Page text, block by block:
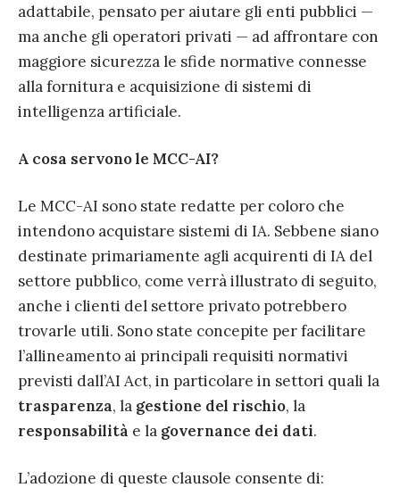
adattabile, pensato per aiutare gli enti pubblici —
ma anche gli operatori privati — ad affrontare con
maggiore sicurezza le sfide normative connesse
alla fornitura e acquisizione di sistemi di
intelligenza artificiale.
A cosa servono le MCC-AI?
Le MCC-AI sono state redatte per coloro che
intendono acquistare sistemi di IA. Sebbene siano
destinate primariamente agli acquirenti di IA del
settore pubblico, come verrà illustrato di seguito,
anche i clienti del settore privato potrebbero
trovarle utili. Sono state concepite per facilitare
l’allineamento ai principali requisiti normativi
previsti dall’AI Act, in particolare in settori quali la
trasparenza, la gestione del rischio, la
responsabilità e la governance dei dati.
L’adozione di queste clausole consente di: